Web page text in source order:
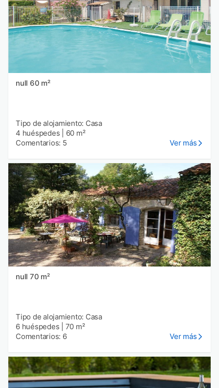
null 60 m²
Tipo de alojamiento: Casa
4 huéspedes
60 m²
Comentarios: 5
Ver más
null 70 m²
Tipo de alojamiento: Casa
6 huéspedes
70 m²
Comentarios: 6
Ver más